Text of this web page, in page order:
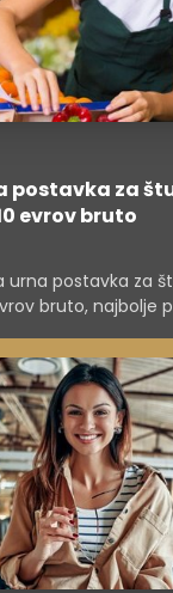
postavka za
evrov bruto
urna postavka za
bruto, najbolje
uro. Podatki e-
je za počitniško
ter da 62
kjer so
delo.